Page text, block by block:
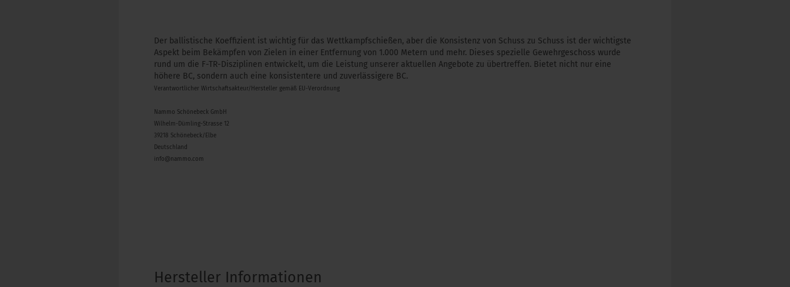
Der ballistische Koeffizient ist wichtig für das Wettkampfschießen, aber die Konsistenz von Schuss zu Schuss ist der wichtigste
Aspekt beim Bekämpfen von Zielen in einer Entfernung von 1.000 Metern und mehr. Dieses spezielle Gewehrgeschoss wurde
rund um die F-TR-Disziplinen entwickelt, um die Leistung unserer aktuellen Angebote zu übertreffen. Bietet nicht nur eine
höhere BC, sondern auch eine konsistentere und zuverlässigere BC.
Verantwortlicher Wirtschaftsakteur/Hersteller gemäß EU-Verordnung
Nammo Schönebeck GmbH
Wilhelm-Dümling-Strasse 12
39218 Schönebeck/Elbe
Deutschland
info@nammo.com
Hersteller Informationen